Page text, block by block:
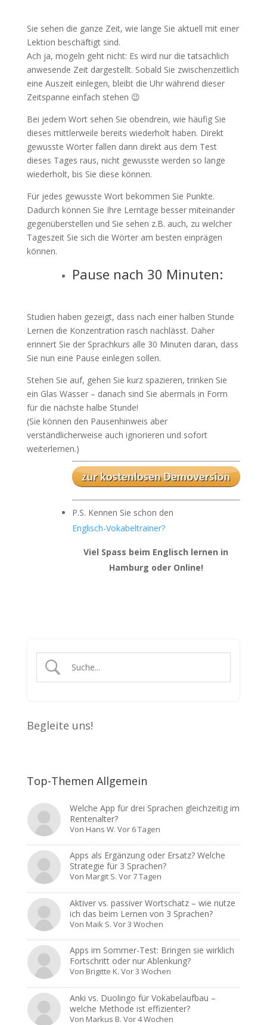
Sie sehen die ganze Zeit, wie lange Sie aktuell mit einer
Lektion beschäftigt sind.
Ach ja, mogeln geht nicht: Es wird nur die tatsächlich
anwesende Zeit dargestellt. Sobald Sie zwischenzeitlich
eine Auszeit einlegen, bleibt die Uhr während dieser
Zeitspanne einfach stehen 😉
Bei jedem Wort sehen Sie obendrein, wie häufig Sie
dieses mittlerweile bereits wiederholt haben. Direkt
gewusste Wörter fallen dann direkt aus dem Test
dieses Tages raus, nicht gewusste werden so lange
wiederholt, bis Sie diese können.
Für jedes gewusste Wort bekommen Sie Punkte.
Dadurch können Sie Ihre Lerntage besser miteinander
gegenüberstellen und Sie sehen z.B. auch, zu welcher
Tageszeit Sie sich die Wörter am besten einprägen
können.
Pause nach 30 Minuten:
Studien haben gezeigt, dass nach einer halben Stunde
Lernen die Konzentration rasch nachlässt. Daher
erinnert Sie der Sprachkurs alle 30 Minuten daran, dass
Sie nun eine Pause einlegen sollen.
Stehen Sie auf, gehen Sie kurz spazieren, trinken Sie
ein Glas Wasser – danach sind Sie abermals in Form
für die nächste halbe Stunde!
(Sie können den Pausenhinweis aber
verständlicherweise auch ignorieren und sofort
weiterlernen.)
P.S. Kennen Sie schon den
Englisch-Vokabeltrainer?
Viel Spass beim Englisch lernen in
Hamburg oder Online!
Begleite uns!
Top-Themen Allgemein
Welche App für drei Sprachen gleichzeitig im
Rentenalter?
Von Hans W. Vor 6 Tagen
Apps als Ergänzung oder Ersatz? Welche
Strategie für 3 Sprachen?
Von Margit S. Vor 7 Tagen
Aktiver vs. passiver Wortschatz – wie nutze
ich das beim Lernen von 3 Sprachen?
Von Maik S. Vor 3 Wochen
Apps im Sommer-Test: Bringen sie wirklich
Fortschritt oder nur Ablenkung?
Von Brigitte K. Vor 3 Wochen
Anki vs. Duolingo für Vokabelaufbau –
welche Methode ist effizienter?
Von Markus B. Vor 4 Wochen